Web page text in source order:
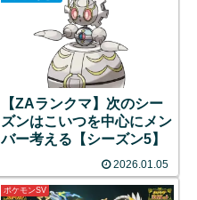
【ZAランクマ】次のシー
ズンはこいつを中心にメン
バー考える【シーズン5】
2026.01.05
ポケモンSV